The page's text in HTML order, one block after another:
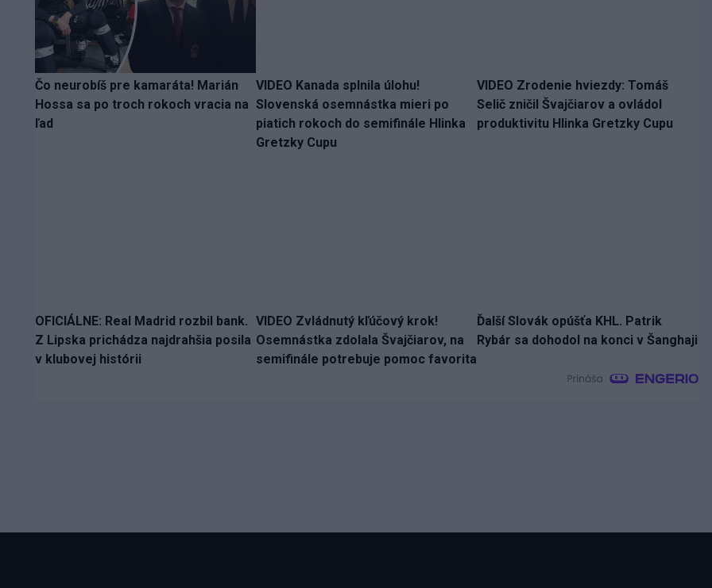
Čo neurobíš pre kamaráta! Marián
Hossa sa po troch rokoch vracia na
ľad
VIDEO Kanada splnila úlohu!
Slovenská osemnástka mieri po
piatich rokoch do semifinále Hlinka
Gretzky Cupu
VIDEO Zrodenie hviezdy: Tomáš
Selič zničil Švajčiarov a ovládol
produktivitu Hlinka Gretzky Cupu
OFICIÁLNE: Real Madrid rozbil bank.
Z Lipska prichádza najdrahšia posila
v klubovej histórii
VIDEO Zvládnutý kľúčový krok!
Osemnástka zdolala Švajčiarov, na
semifinále potrebuje pomoc favorita
Ďalší Slovák opúšťa KHL. Patrik
Rybár sa dohodol na konci v Šanghaji